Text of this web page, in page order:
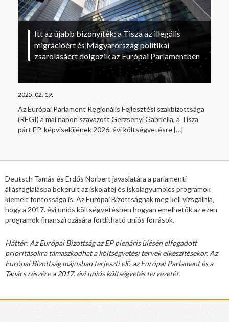
Itt az újabb bizonyíték: a Tisza az illegális
migrációért és Magyarország politikai
zsarolásáért dolgozik az Európai Parlamentben
2025. 02. 19.
Az Európai Parlament Regionális Fejlesztési szakbizottsága
(REGI) a mai napon szavazott Gerzsenyi Gabriella, a Tisza
párt EP-képviselőjének 2026. évi költségvetésre[…]
Deutsch Tamás és Erdős Norbert javaslatára a parlamenti
állásfoglalásba bekerült az iskolatej és iskolagyümölcs programok
kiemelt fontossága is. Az Európai Bizottságnak meg kell vizsgálnia,
hogy a 2017. évi uniós költségvetésben hogyan emelhetők az ezen
programok finanszírozására fordítható uniós források.
Háttér: Az Európai Bizottság az EP plenáris ülésén elfogadott
prioritásokra támaszkodhat a költségvetési tervek elkészítésekor. Az
Európai Bizottság májusban terjeszti elő az Európai Parlament és a
Tanács részére a 2017. évi uniós költségvetés tervezetét.